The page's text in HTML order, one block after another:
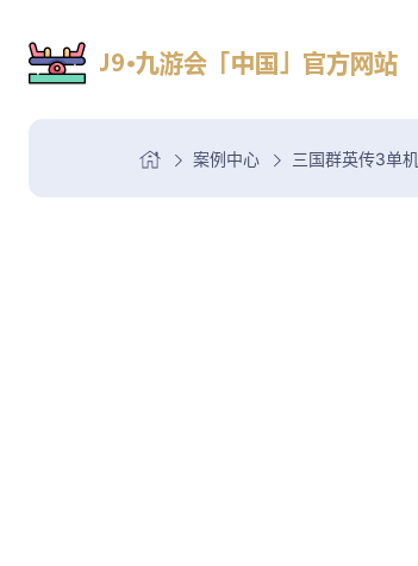
案例中心 三国群英传3单